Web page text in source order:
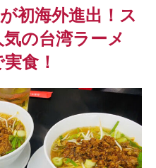
初海外進出！ス
の台湾ラーメ
食！